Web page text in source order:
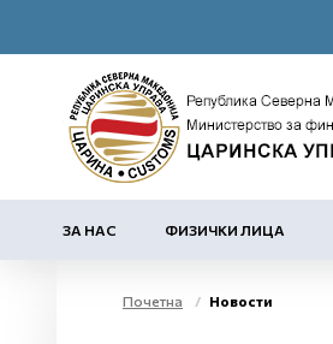
ЗА НАС ФИЗИЧКИ ЛИЦА
Почетна Новости